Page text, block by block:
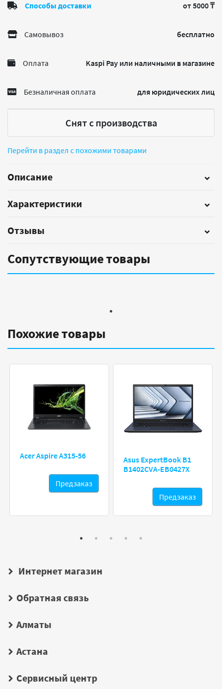
Способы доставки от 5000 ₸
Самовывоз бесплатно
Оплата Kaspi Pay или наличными в магазине
Безналичная оплата для юридических лиц
Снят с производства
Перейти в раздел с похожими товарами
Описание
Характеристики
Отзывы
Сопутствующие товары
Похожие товары
Acer Aspire A315-56
Предзаказ
Asus ExpertBook B1
B1402CVA-EB0427X
Предзаказ
Интернет магазин
Обратная связь
Алматы
Астана
Сервисный центр